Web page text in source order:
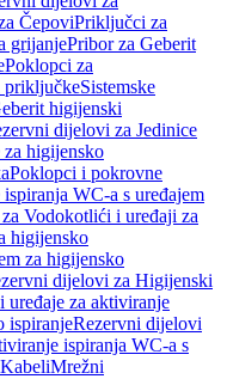
ČepoviPriključci za
grijanjePribor za Geberit
Poklopci za
priključkeSistemske
higijenski
dijelovi za Jedinice
higijensko
Poklopci i pokrovne
WC-a s uređajem
Vodokotlići i uređaji za
higijensko
za higijensko
dijelovi za Higijenski
uređaje za aktiviranje
ispiranjeRezervni dijelovi
ispiranja WC-a s
KabeliMrežni